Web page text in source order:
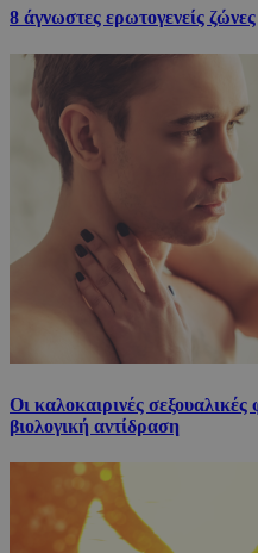
8 άγνωστες ερωτογενείς
Οι καλοκαιρινές σεξουαλικές
βιολογική αντίδραση